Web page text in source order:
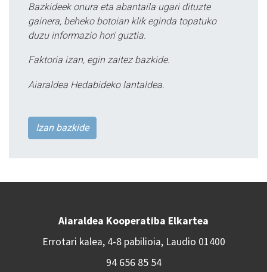
Bazkideek onura eta abantaila ugari dituzte
gainera, beheko botoian klik eginda topatuko
duzu informazio hori guztia.
Faktoria izan, egin zaitez bazkide.
Aiaraldea Hedabideko lantaldea.
Izan bazkide
Aiaraldea Kooperatiba Elkartea
Errotari kalea, 4-8 pabilioia, Laudio 01400
94 656 85 54